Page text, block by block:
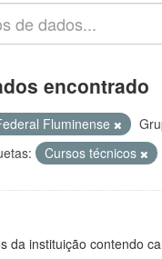
encontrado
Fluminense
Cursos técnicos
da instituição contendo